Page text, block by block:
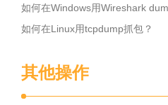
如何在Windows用Wireshark
如何在Linux用tcpdump抓包？
其他操作